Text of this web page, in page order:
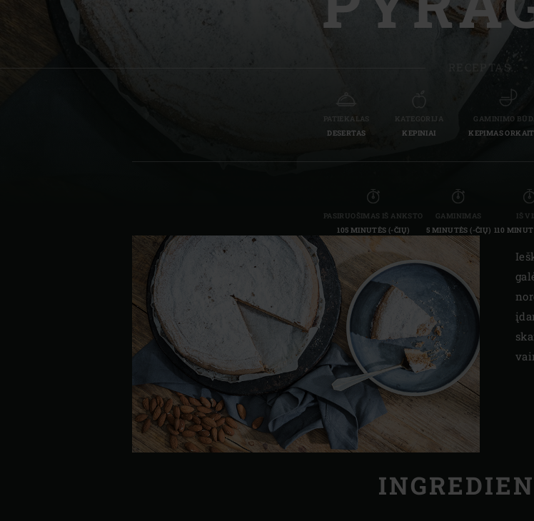
Denmark | Danmark
RECEPTAS
PATIEKALAS
DESERTAS
KATEGORIJA
KEPINIAI
GAMINIMO
KEPIMAS
PASIRUOŠIMAS IŠ ANKSTO
105 MINUTĖS (-ČIŲ)
GAMINIMAS
5 MINUTĖS (-ČIŲ)
IŠ
110